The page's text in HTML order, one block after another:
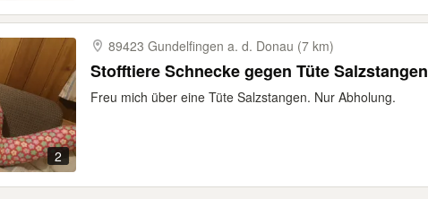
2
89423 Gundelfingen a. d. Donau (7 km)
Stofftiere Schnecke gegen Tüte Salzstangen
Freu mich über eine Tüte Salzstangen. Nur Abholung.